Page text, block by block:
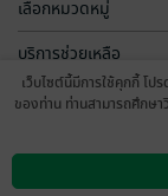
เลือกหมวดหมู่
บริการช่วยเหลือ
เกี่ยวกับเรา
ดาวน์โ
เว็บไซต์นี้มีการใช้คุกกี้ โ
ของท่าน ท่านสามารถศึกษ